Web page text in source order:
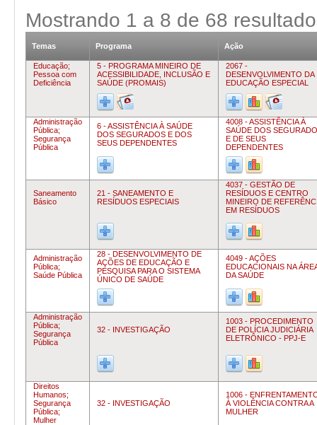
Mostrando 1 a 8 de 68
Temas Programa Ação
Educação;
Pessoa com
Deficiência
5 - PROGRAMA MINEIRO DE
ACESSIBILIDADE, INCLUSÃO E
SAÚDE (PROMAIS)
2067 -
DESENVOLVIMENTO DA
EDUCAÇÃO ESPECIAL
Administração
Pública;
Segurança
Pública
6 - ASSISTÊNCIA À SAÚDE
DOS SEGURADOS E DOS
SEUS DEPENDENTES
4008 - ASSISTÊNCIA À
SAÚDE DOS
E DE SEUS
DEPENDENTES
Saneamento
Básico
21 - SANEAMENTO E
RESÍDUOS ESPECIAIS
4037 - GESTÃO DE
RESÍDUOS E CENTRO
MINEIRO DE
EM RESÍDUOS
Administração
Pública;
Saúde Pública
28 - DESENVOLVIMENTO DE
AÇÕES DE EDUCAÇÃO E
PESQUISA PARA O SISTEMA
ÚNICO DE SAÚDE
4049 - AÇÕES
EDUCACIONAIS NA
DA SAÚDE
Administração
Pública;
Segurança
Pública
32 - INVESTIGAÇÃO
1003 - PROCEDIMENTO
DE POLÍCIA JUDICIÁRIA
ELETRÔNICO - PPJ-E
Direitos
Humanos;
Segurança
Pública;
Mulher
32 - INVESTIGAÇÃO
1006 -
À VIOLÊNCIA CONTRA A
MULHER